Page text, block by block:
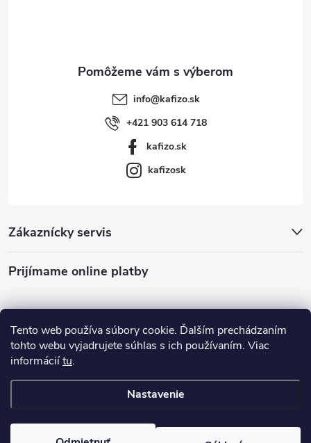
Tento web používa súbory cookie. Ďalším prechádzaním
tohto webu vyjadrujete súhlas s ich používaním. Viac
informáciítu.
Nastavenie
Zákaznícky servis
Prijímame online platby
info@kafizo.sk
+421 903 614 718
kafizo.sk
kafizosk
Kafizo.sk. Všetky práva vyhradené.